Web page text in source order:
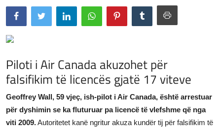
KOSOVA
LAJME NGA BOTA
SPORT
SHENDETI
JETA
Piloti i Air Canada akuzohet për
falsifikim të licencës gjatë 17 viteve
Geoffrey Wall, 59 vjeç, ish-pilot i Air Canada, është arrestuar
për dyshimin se ka fluturuar pa licencë të vlefshme që nga
viti 2009.Autoritetet kanë ngritur akuza kundër tij për falsifikim të